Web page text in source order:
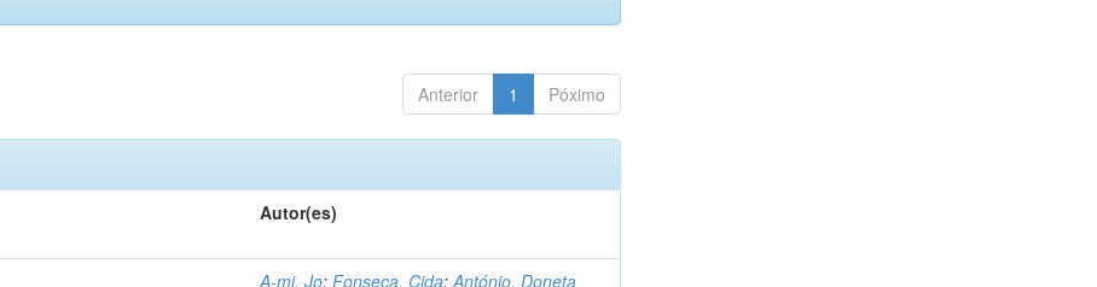
Anterior 1 Póximo
Autor(es)
A-mi, Jo;Fonseca, Cida;António, Doneta